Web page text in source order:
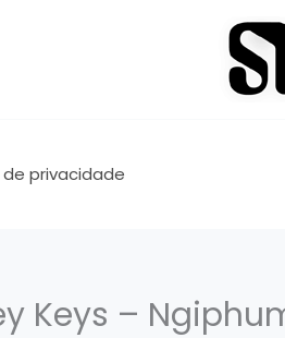
privacidade
Keys –